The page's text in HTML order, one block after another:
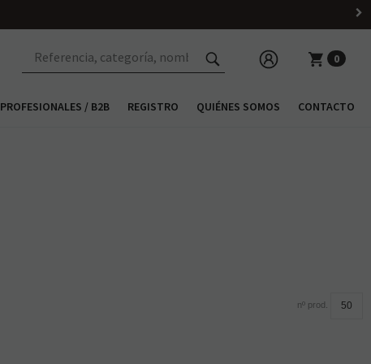
0
PROFESIONALES / B2B REGISTRO QUIÉNES SOMOS CONTACTO
nº prod.